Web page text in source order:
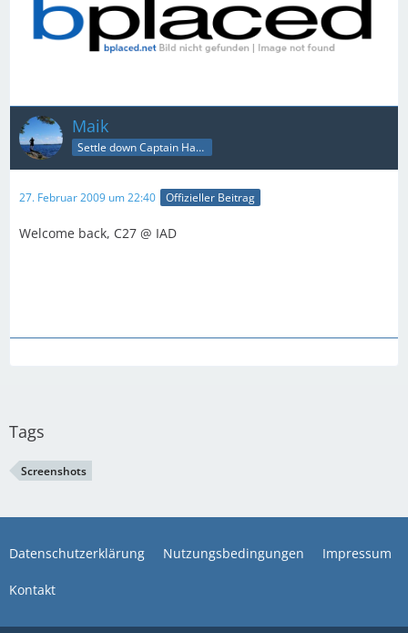
Maik
Settle down Captain Happy
27. Februar 2009 um 22:40 Offizieller Beitrag
Welcome back, C27 @ IAD
Tags
Screenshots
Datenschutzerklärung Nutzungsbedingungen Impressum
Kontakt